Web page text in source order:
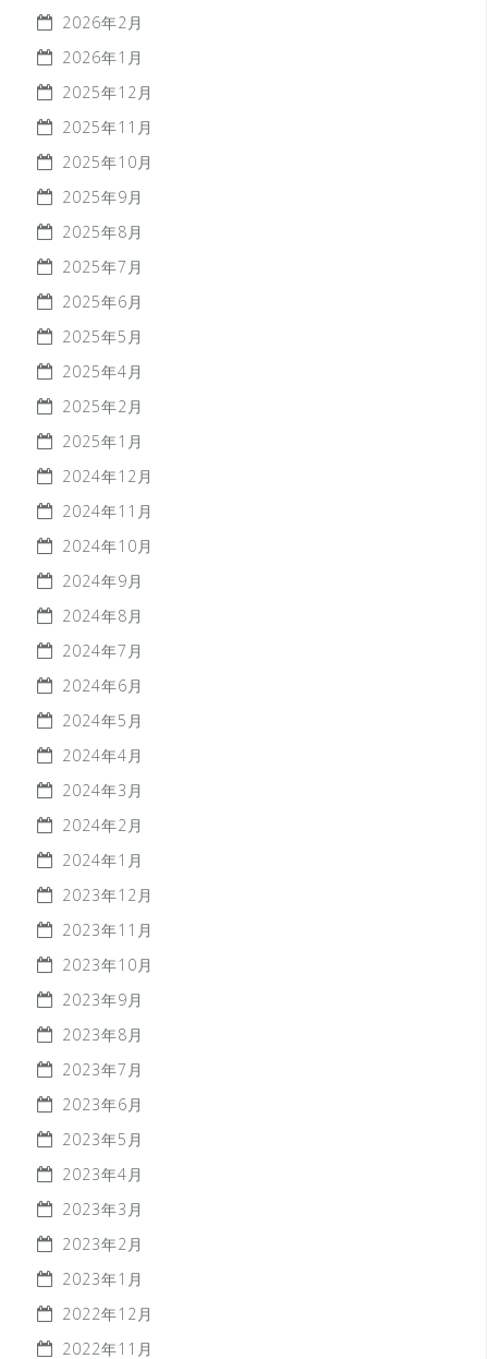
2026年2月
2026年1月
2025年12月
2025年11月
2025年10月
2025年9月
2025年8月
2025年7月
2025年6月
2025年5月
2025年4月
2025年2月
2025年1月
2024年12月
2024年11月
2024年10月
2024年9月
2024年8月
2024年7月
2024年6月
2024年5月
2024年4月
2024年3月
2024年2月
2024年1月
2023年12月
2023年11月
2023年10月
2023年9月
2023年8月
2023年7月
2023年6月
2023年5月
2023年4月
2023年3月
2023年2月
2023年1月
2022年12月
2022年11月